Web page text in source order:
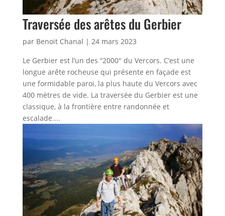
Traversée des arêtes du Gerbier
par Benoit Chanal | 24 mars 2023
Le Gerbier est l’un des “2000″ du Vercors. C’est une
longue arête rocheuse qui présente en façade est
une formidable paroi, la plus haute du Vercors avec
400 mètres de vide. La traversée du Gerbier est une
classique, à la frontière entre randonnée et
escalade....